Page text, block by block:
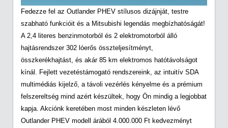
Fedezze fel az Outlander PHEV stílusos dizájnját, testre
szabható funkcióit és a Mitsubishi legendás megbízhatóságát!
A 2,4 literes benzinmotorból és 2 elektromotorból álló
hajtásrendszer 302 lóerős összteljesítményt,
összkerékhajtást, és akár 85 km elektromos hatótávolságot
kínál. Fejlett vezetéstámogató rendszereink, az intuitív SDA
multimédiás kijelző, a távoli vezérlés kényelme és a prémium
felszereltség mind azért készültek, hogy Ön mindig a legjobbat
kapja. Akciónk keretében most minden készleten lévő
Outlander PHEV modell árából 4.000.000 Ft kedvezményt